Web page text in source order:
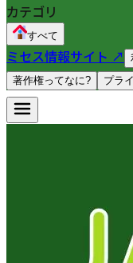
カテゴリ
すべて
ミセス情報サイト ↗
著作権ってなに?
プラ